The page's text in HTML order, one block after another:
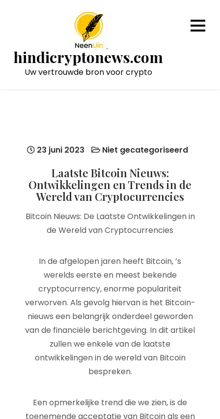
hindicryptonews.com
Uw vertrouwde bron voor crypto
23 juni 2023 Niet gecategoriseerd
Laatste Bitcoin Nieuws:
Ontwikkelingen en Trends in de
Wereld van Cryptocurrencies
Bitcoin Nieuws: De Laatste Ontwikkelingen in
de Wereld van Cryptocurrencies
In de afgelopen jaren heeft Bitcoin, ’s
werelds eerste en meest bekende
cryptocurrency, enorme populariteit
verworven. Als gevolg hiervan is het Bitcoin-
nieuws een belangrijk onderdeel geworden
van de financiële berichtgeving. In dit artikel
zullen we enkele van de laatste
ontwikkelingen in de wereld van Bitcoin
bespreken.
Een opmerkelijke trend die we zien, is de
toenemende acceptatie van Bitcoin als een